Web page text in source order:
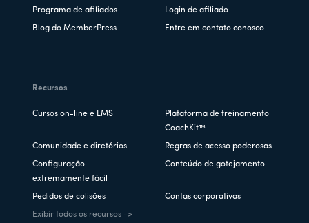
Programa de afiliados Login de afiliado
Blog do MemberPress Entre em contato conosco
Recursos
Cursos on-line e LMS
Plataforma de treinamento
CoachKit™
Comunidade e diretórios Regras de acesso poderosas
Configuração
extremamente fácil
Conteúdo de gotejamento
Pedidos de colisões Contas corporativas
Exibir todos os recursos ->